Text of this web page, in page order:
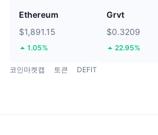
Ethereum
$1,891.15
1.05%
Grvt
$0.3209
22.95%
코인마켓캡 토큰 DEFIT